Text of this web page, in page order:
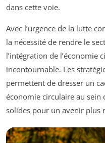
dans cette voie.
Avec l’urgence de la lutte
la nécessité de rendre le
l’intégration de l’économie
incontournable. Les
permettent de dresser un
économie circulaire au sein
solides pour un avenir plus